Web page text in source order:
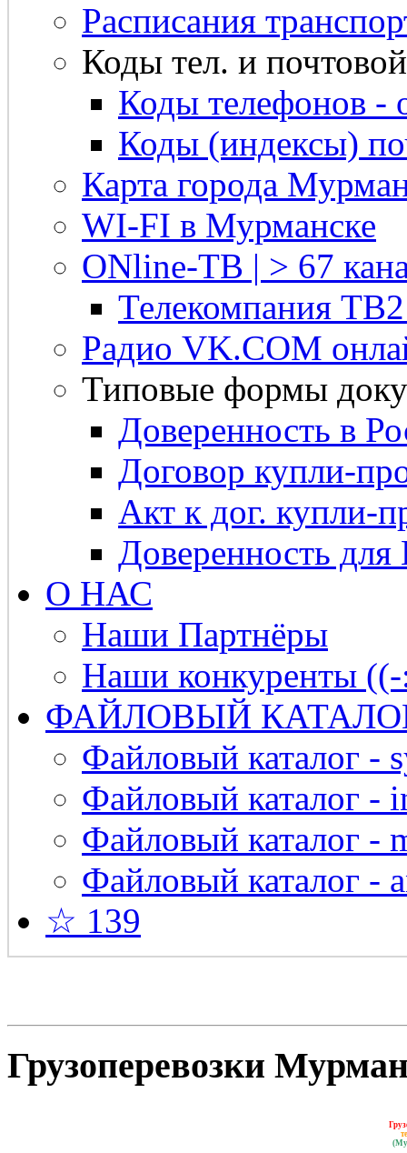
Расписания
Коды тел. и
Коды телефонов -
Коды (индексы)
Карта города
WI-FI в Мурманске
ONline-ТВ | > 67
Телекомпания
Радио VK.COM
Типовые формы
Доверенность в
Договор купли-
Акт к дог. купли-
Доверенность
О НАС
Наши Партнёры
Наши конкуренты
ФАЙЛОВЫЙ
Файловый каталог -
Файловый каталог -
Файловый каталог -
Файловый каталог -
☆ 139
Грузоперевозки